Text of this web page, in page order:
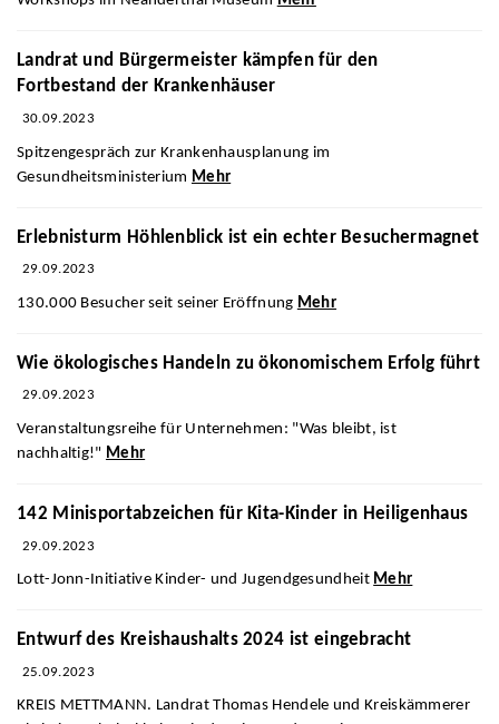
Landrat und Bürgermeister kämpfen für den
Fortbestand der Krankenhäuser
30.09.2023
Spitzengespräch zur Krankenhausplanung im
Gesundheitsministerium Mehr
Erlebnisturm Höhlenblick ist ein echter Besuchermagnet
29.09.2023
130.000 Besucher seit seiner Eröffnung Mehr
Wie ökologisches Handeln zu ökonomischem Erfolg führt
29.09.2023
Veranstaltungsreihe für Unternehmen: "Was bleibt, ist
nachhaltig!" Mehr
142 Minisportabzeichen für Kita-Kinder in Heiligenhaus
29.09.2023
Lott-Jonn-Initiative Kinder- und Jugendgesundheit Mehr
Entwurf des Kreishaushalts 2024 ist eingebracht
25.09.2023
KREIS METTMANN. Landrat Thomas Hendele und Kreiskämmerer